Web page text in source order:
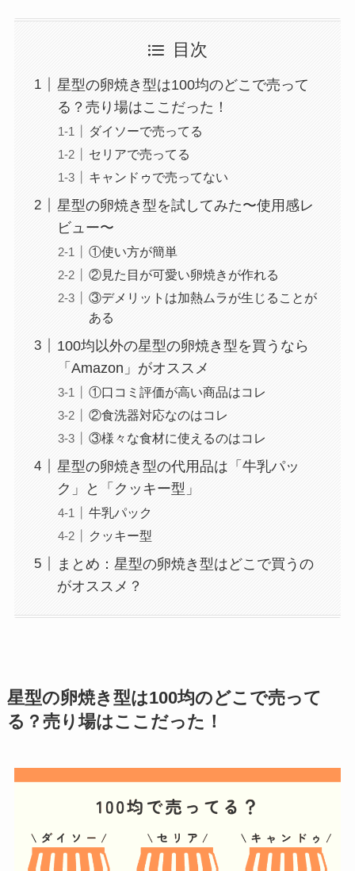
目次
星型の卵焼き型は100均のどこで売って
る？売り場はここだった！
ダイソーで売ってる
セリアで売ってる
キャンドゥで売ってない
星型の卵焼き型を試してみた〜使用感レ
ビュー〜
①使い方が簡単
②見た目が可愛い卵焼きが作れる
③デメリットは加熱ムラが生じることが
ある
100均以外の星型の卵焼き型を買うなら
「Amazon」がオススメ
①口コミ評価が高い商品はコレ
②食洗器対応なのはコレ
③様々な食材に使えるのはコレ
星型の卵焼き型の代用品は「牛乳パッ
ク」と「クッキー型」
牛乳パック
クッキー型
まとめ：星型の卵焼き型はどこで買うの
がオススメ？
星型の卵焼き型は100均のどこで売って
る？売り場はここだった！